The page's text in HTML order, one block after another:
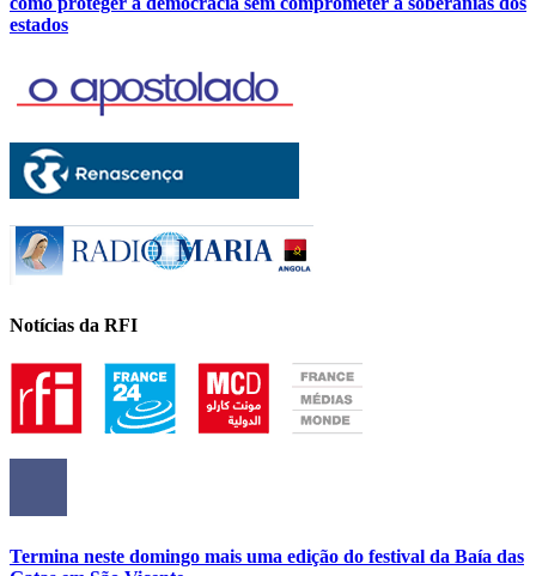
estados
Notícias da RFI
Termina neste domingo mais uma edição do festival da Baía das